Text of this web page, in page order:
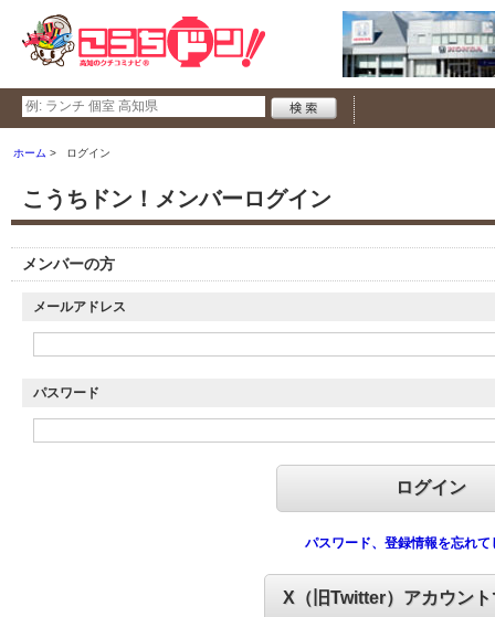
ホーム ログイン
こうちドン！メンバーログイン
メンバーの方
メールアドレス
パスワード
パスワード、登録情報を忘れて
X（旧Twitter）アカウン